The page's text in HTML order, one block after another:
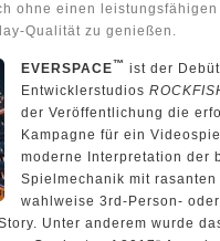
ohne einen
Qualität zu genießen.
EVERSPACE™ ist der
Entwicklerstudios
der Veröffentlichung die
Kampagne für ein
moderne Interpretation der
Spielmechanik mit
wahlweise 3rd-Person-
Unter anderem wurde